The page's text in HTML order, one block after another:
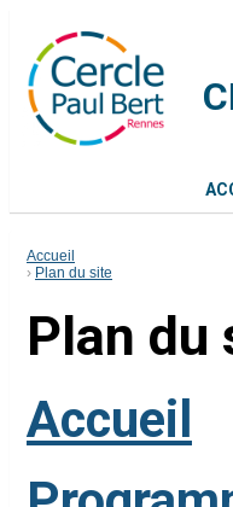
Accueil
Plan du site
Plan du
Accueil